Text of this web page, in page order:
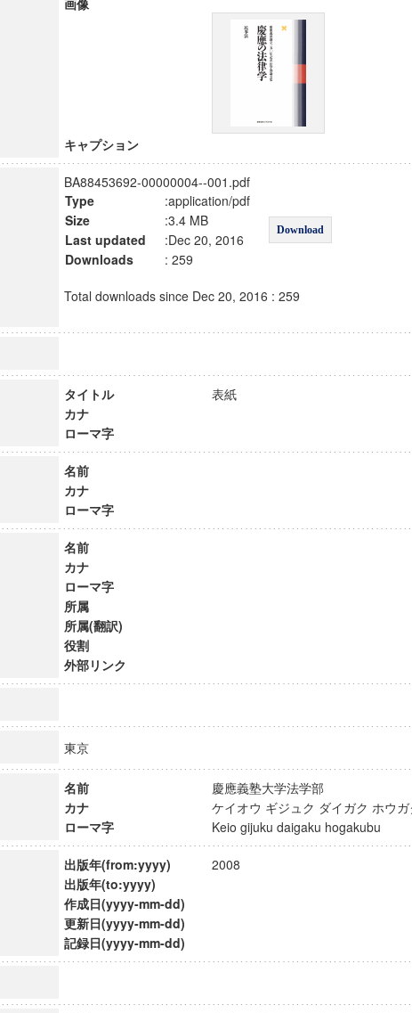
ンス教育研究センター
端的教育研究拠点
サイエンス」
画像
キャプション
BA88453692-00000004--001.pdf
Type
:application/pdf
Download
Size
:3.4 MB
Last updated
:Dec 20, 2016
Downloads
: 259
Total downloads since Dec 20, 2016 : 259
タイトル
表紙
カナ
ローマ字
名前
カナ
ローマ字
名前
カナ
ローマ字
所属
所属(翻訳)
役割
外部リンク
東京
名前
慶應義塾大学法学部
カナ
ケイオウ ギジュク ダイガク ホ
ローマ字
Keio gijuku daigaku hogakubu
出版年(from:yyyy)
2008
出版年(to:yyyy)
作成日(yyyy-mm-dd)
更新日(yyyy-mm-dd)
記録日(yyyy-mm-dd)